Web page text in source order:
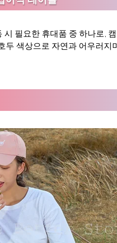
필요한 휴대품 중 하나로,
두 색상으로 자연과 어우러지